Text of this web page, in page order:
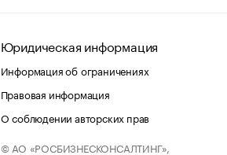
Юридическая информация
Информация об ограничениях
Правовая информация
О соблюдении авторских прав
© АО «РОСБИЗНЕСКОНСАЛТИНГ»,